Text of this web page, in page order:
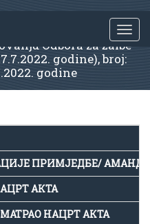
Odbora za žalbe
godine), broj:
godine
ПРИМЈЕДБЕ/
АКТА
НАЦРТ АКТА